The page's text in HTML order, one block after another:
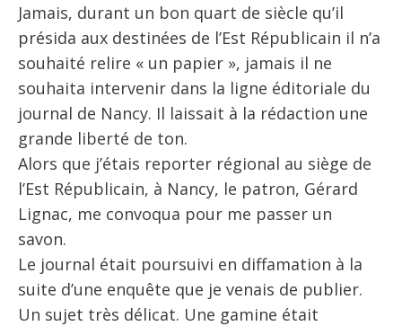
Jamais, durant un bon quart de siècle qu’il
présida aux destinées de l’Est Républicain il n’a
souhaité relire « un papier », jamais il ne
souhaita intervenir dans la ligne éditoriale du
journal de Nancy. Il laissait à la rédaction une
grande liberté de ton.
Alors que j’étais reporter régional au siège de
l’Est Républicain, à Nancy, le patron, Gérard
Lignac, me convoqua pour me passer un
savon.
Le journal était poursuivi en diffamation à la
suite d’une enquête que je venais de publier.
Un sujet très délicat. Une gamine était